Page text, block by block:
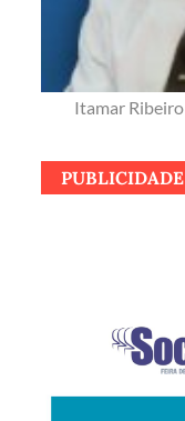
Itamar Ribeiro
PUBLICIDADE